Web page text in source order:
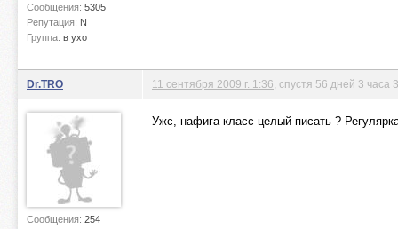
Сообщения: 5305
Репутация: N
Группа: в ухо
Dr.TRO
Сообщения: 254
11 сентября 2009 г. 1:36 , спустя 56 дней 3 часа
Ужс, нафига класс целый писать ?